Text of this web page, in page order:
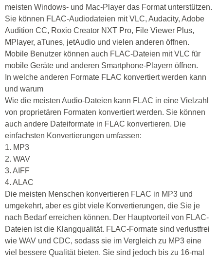
meisten Windows- und Mac-Player das Format unterstützen.
Sie können FLAC-Audiodateien mit VLC, Audacity, Adobe
Audition CC, Roxio Creator NXT Pro, File Viewer Plus,
MPlayer, aTunes, jetAudio und vielen anderen öffnen.
Mobile Benutzer können auch FLAC-Dateien mit VLC für
mobile Geräte und anderen Smartphone-Playern öffnen.
In welche anderen Formate FLAC konvertiert werden kann
und warum
Wie die meisten Audio-Dateien kann FLAC in eine Vielzahl
von proprietären Formaten konvertiert werden. Sie können
auch andere Dateiformate in FLAC konvertieren. Die
einfachsten Konvertierungen umfassen:
1. MP3
2. WAV
3. AIFF
4. ALAC
Die meisten Menschen konvertieren FLAC in MP3 und
umgekehrt, aber es gibt viele Konvertierungen, die Sie je
nach Bedarf erreichen können. Der Hauptvorteil von FLAC-
Dateien ist die Klangqualität. FLAC-Formate sind verlustfrei
wie WAV und CDC, sodass sie im Vergleich zu MP3 eine
viel bessere Qualität bieten. Sie sind jedoch bis zu 16-mal